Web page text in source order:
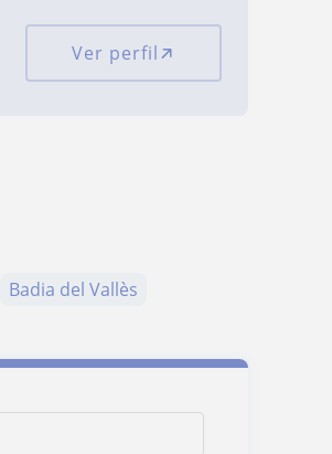
Ver perfil
Badia del Vallès